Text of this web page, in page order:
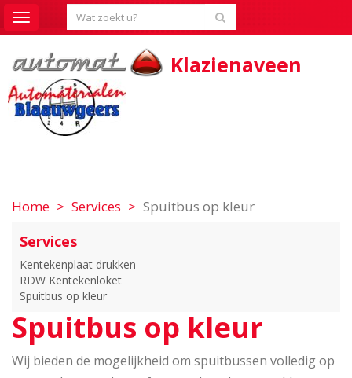
Toggle
navigation
Klazienaveen
Home Services Spuitbus op kleur
Services
Kentekenplaat drukken
RDW Kentekenloket
Spuitbus op kleur
Spuitbus op kleur
Wij bieden de mogelijkheid om spuitbussen volledig op